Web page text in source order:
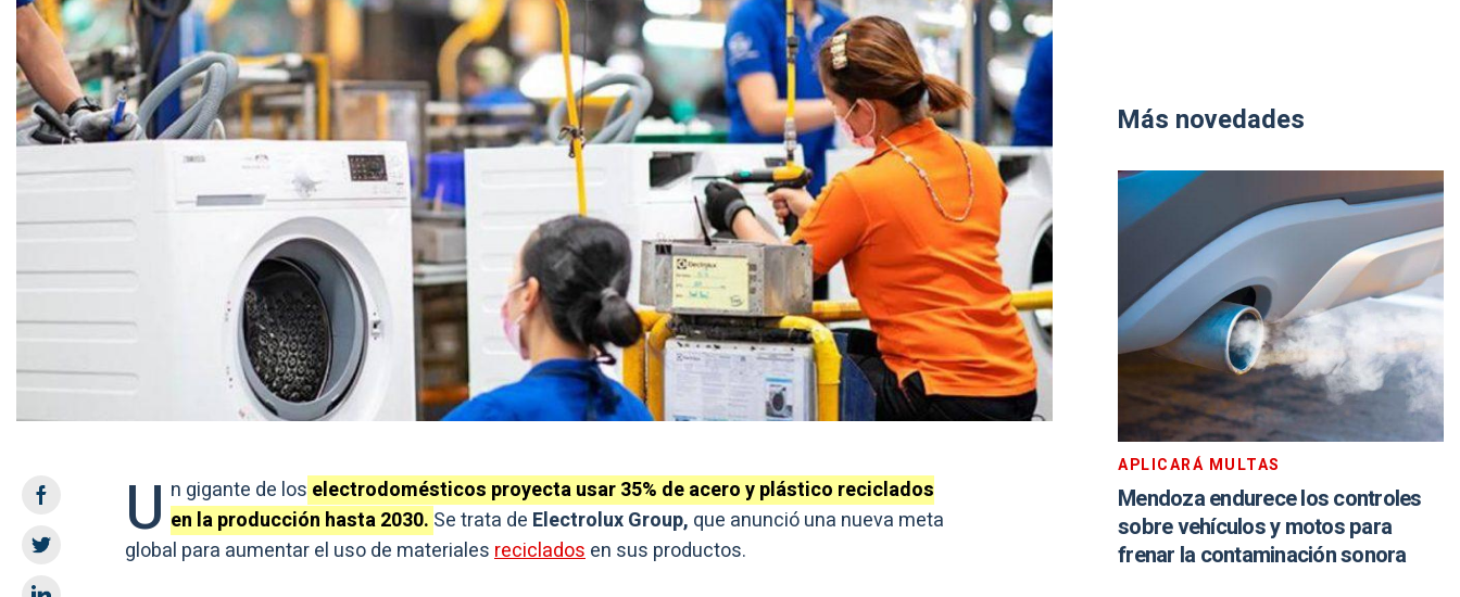
U n gigante de los electrodomésticos proyecta usar 35% de acero y plástico reciclados
en la producción hasta 2030. Se trata de Electrolux Group, que anunció una nueva meta
global para aumentar el uso de materialesrecicladosen sus productos.
Más novedades
APLICARÁ MULTAS
Mendoza endurece los controles
sobre vehículos y motos para
frenar la contaminación sonora